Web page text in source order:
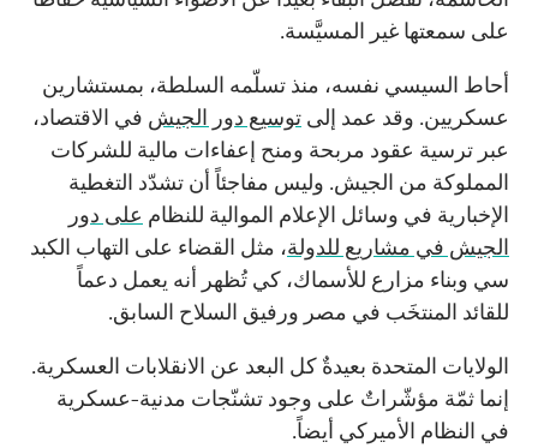
على سمعتها غير المسيَّسة.
أحاط السيسي نفسه، منذ تسلّمه السلطة، بمستشارين
عسكريين. وقد عمد إلى توسيع دور الجيش في الاقتصاد،
عبر ترسية عقود مربحة ومنح إعفاءات مالية للشركات
المملوكة من الجيش. وليس مفاجئاً أن تشدّد التغطية
الإخبارية في وسائل الإعلام الموالية للنظام على دور
الجيش في مشاريع للدولة، مثل القضاء على التهاب الكبد
سي وبناء مزارع للأسماك، كي تُظهر أنه يعمل دعماً
للقائد المنتخَب في مصر ورفيق السلاح السابق.
الولايات المتحدة بعيدةٌ كل البعد عن الانقلابات العسكرية.
إنما ثمّة مؤشّراتٌ على وجود تشنّجات مدنية-عسكرية
في النظام الأميركي أيضاً.